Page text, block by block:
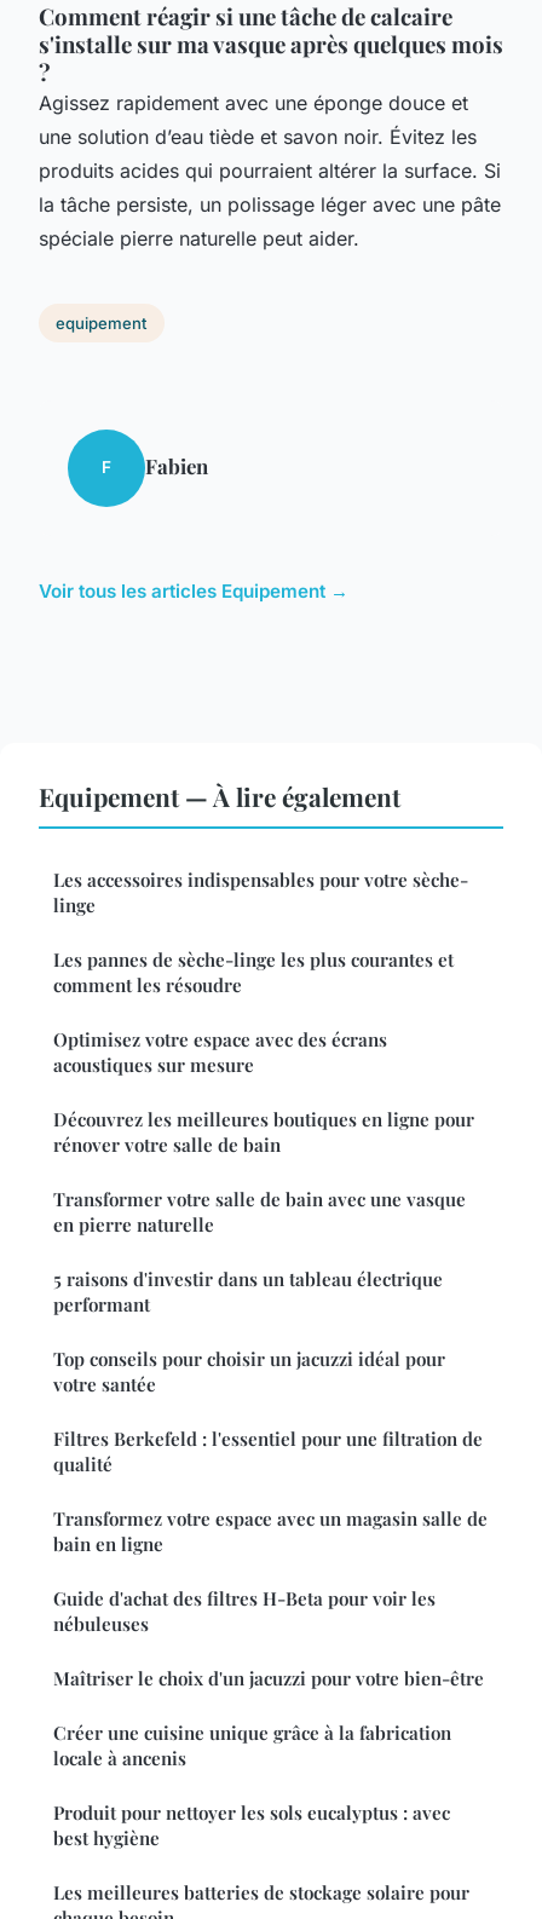
Comment réagir si une tâche de calcaire
s'installe sur ma vasque après quelques mois
?
Agissez rapidement avec une éponge douce et
une solution d’eau tiède et savon noir. Évitez les
produits acides qui pourraient altérer la surface. Si
la tâche persiste, un polissage léger avec une pâte
spéciale pierre naturelle peut aider.
equipement
F Fabien
Voir tous les articles Equipement →
Equipement — À lire également
Les accessoires indispensables pour votre sèche-
linge
Les pannes de sèche-linge les plus courantes et
comment les résoudre
Optimisez votre espace avec des écrans
acoustiques sur mesure
Découvrez les meilleures boutiques en ligne pour
rénover votre salle de bain
Transformer votre salle de bain avec une vasque
en pierre naturelle
5 raisons d'investir dans un tableau électrique
performant
Top conseils pour choisir un jacuzzi idéal pour
votre santée
Filtres Berkefeld : l'essentiel pour une filtration de
qualité
Transformez votre espace avec un magasin salle de
bain en ligne
Guide d'achat des filtres H-Beta pour voir les
nébuleuses
Maîtriser le choix d'un jacuzzi pour votre bien-être
Créer une cuisine unique grâce à la fabrication
locale à ancenis
Produit pour nettoyer les sols eucalyptus : avec
best hygiène
Les meilleures batteries de stockage solaire pour